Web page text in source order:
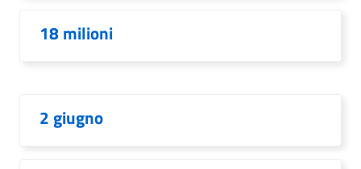
18 milioni
2 giugno